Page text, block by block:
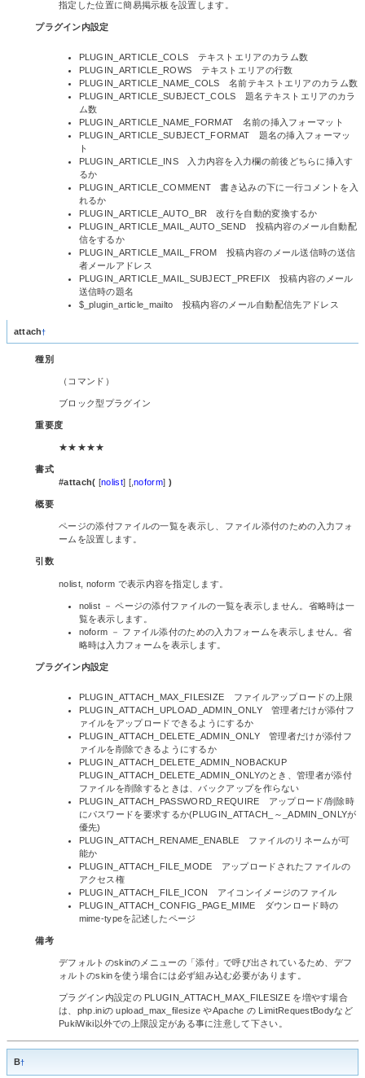
指定した位置に簡易掲示板を設置します。
プラグイン内設定
PLUGIN_ARTICLE_COLS テキストエリアのカラム数
PLUGIN_ARTICLE_ROWS テキストエリアの行数
PLUGIN_ARTICLE_NAME_COLS 名前テキストエリアのカラム数
PLUGIN_ARTICLE_SUBJECT_COLS 題名テキストエリアのカラ
ム数
PLUGIN_ARTICLE_NAME_FORMAT 名前の挿入フォーマット
PLUGIN_ARTICLE_SUBJECT_FORMAT 題名の挿入フォーマッ
ト
PLUGIN_ARTICLE_INS 入力内容を入力欄の前後どちらに挿入す
るか
PLUGIN_ARTICLE_COMMENT 書き込みの下に一行コメントを入
れるか
PLUGIN_ARTICLE_AUTO_BR 改行を自動的変換するか
PLUGIN_ARTICLE_MAIL_AUTO_SEND 投稿内容のメール自動配
信をするか
PLUGIN_ARTICLE_MAIL_FROM 投稿内容のメール送信時の送信
者メールアドレス
PLUGIN_ARTICLE_MAIL_SUBJECT_PREFIX 投稿内容のメール
送信時の題名
$_plugin_article_mailto 投稿内容のメール自動配信先アドレス
attach†
種別
（コマンド）
ブロック型プラグイン
重要度
★★★★★
書式
#attach( [nolist] [,noform] )
概要
ページの添付ファイルの一覧を表示し、ファイル添付のための入力フォ
ームを設置します。
引数
nolist, noform で表示内容を指定します。
nolist － ページの添付ファイルの一覧を表示しません。省略時は一
覧を表示します。
noform － ファイル添付のための入力フォームを表示しません。省
略時は入力フォームを表示します。
プラグイン内設定
PLUGIN_ATTACH_MAX_FILESIZE ファイルアップロードの上限
PLUGIN_ATTACH_UPLOAD_ADMIN_ONLY 管理者だけが添付フ
ァイルをアップロードできるようにするか
PLUGIN_ATTACH_DELETE_ADMIN_ONLY 管理者だけが添付フ
ァイルを削除できるようにするか
PLUGIN_ATTACH_DELETE_ADMIN_NOBACKUP
PLUGIN_ATTACH_DELETE_ADMIN_ONLYのとき、管理者が添付
ファイルを削除するときは、バックアップを作らない
PLUGIN_ATTACH_PASSWORD_REQUIRE アップロード/削除時
にパスワードを要求するか(PLUGIN_ATTACH_～_ADMIN_ONLYが
優先)
PLUGIN_ATTACH_RENAME_ENABLE ファイルのリネームが可
能か
PLUGIN_ATTACH_FILE_MODE アップロードされたファイルの
アクセス権
PLUGIN_ATTACH_FILE_ICON アイコンイメージのファイル
PLUGIN_ATTACH_CONFIG_PAGE_MIME ダウンロード時の
mime-typeを記述したページ
備考
デフォルトのskinのメニューの「添付」で呼び出されているため、デフ
ォルトのskinを使う場合には必ず組み込む必要があります。
プラグイン内設定の PLUGIN_ATTACH_MAX_FILESIZE を増やす場合
は、php.iniの upload_max_filesize やApache の LimitRequestBodyなど
PukiWiki以外での上限設定がある事に注意して下さい。
B†